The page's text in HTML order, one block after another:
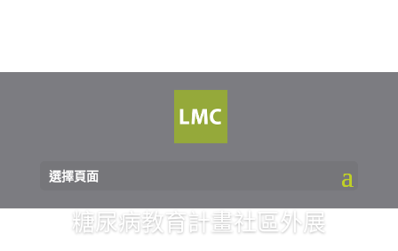
選擇頁面
糖尿病教育計畫社區外展